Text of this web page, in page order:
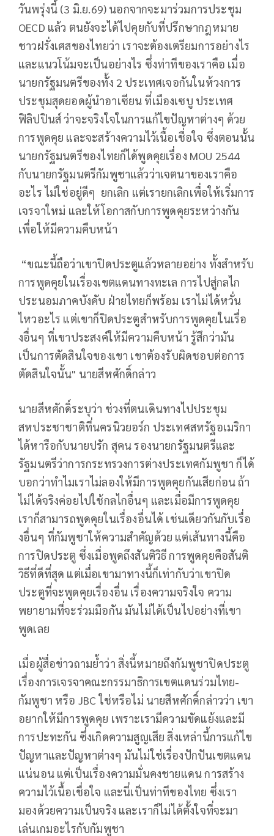
วันพรุ่งนี้ (3 มิ.ย.69) นอกจากจะมาร่วมการประชุม
OECD แล้ว ตนยังจะได้ไปคุยกับที่ปรึกษากฎหมาย
ชาวฝรั่งเศสของไทยว่า เราจะต้องเตรียมการอย่างไร
และแนวโน้มจะเป็นอย่างไร ซึ่งท่าทีของเราคือ เมื่อ
นายกรัฐมนตรีของทั้ง 2 ประเทศเจอกันในห้วงการ
ประชุมสุดยอดผู้นำอาเซียน ที่เมืองเซบู ประเทศ
ฟิลิปปินส์ ว่าจะจริงใจในการแก้ไขปัญหาต่างๆ ด้วย
การพูดคุย และจะสร้างความไว้เนื้อเชื่อใจ ซึ่งตอนนั้น
นายกรัฐมนตรีของไทยก็ได้พูดคุยเรื่อง MOU 2544
กับนายกรัฐมนตรีกัมพูชาแล้วว่าเจตนาของเราคือ
อะไร ไม่ใช่อยู่ดีๆ ยกเลิก แต่เรายกเลิกเพื่อให้เริ่มการ
เจรจาใหม่ และให้โอกาสกับการพูดคุยระหว่างกัน
เพื่อให้มีความคืบหน้า
“ขณะนี้ถือว่าเขาปิดประตูแล้วหลายอย่าง ทั้งสำหรับ
การพูดคุยในเรื่องเขตแดนทางทะเล การไปสู่กลไก
ประนอมภาคบังคับ ฝ่ายไทยก็พร้อม เราไม่ได้หวั่น
ไหวอะไร แต่เขาก็ปิดประตูสำหรับการพูดคุยในเรื่อ
งอื่นๆ ที่เขาประสงค์ให้มีความคืบหน้า รู้สึกว่ามัน
เป็นการตัดสินใจของเขา เขาต้องรับผิดชอบต่อการ
ตัดสินใจนั้น" นายสีหศักดิ์กล่าว
นายสีหศักดิ์ระบุว่า ช่วงที่ตนเดินทางไปประชุม
สหประชาชาติที่นครนิวยอร์ก ประเทศสหรัฐอเมริกา
ได้หารือกับนายปรัก สุคน รองนายกรัฐมนตรีและ
รัฐมนตรีว่าการกระทรวงการต่างประเทศกัมพูชา ก็ได้
บอกว่าทำไมเราไม่ลองให้มีการพูดคุยกันเสียก่อน ถ้า
ไม่ได้จริงค่อยไปใช้กลไกอื่นๆ และเมื่อมีการพูดคุย
เราก็สามารถพูดคุยในเรื่องอื่นได้ เช่นเดียวกันกับเรื่อ
งอื่นๆ ที่กัมพูชาให้ความสำคัญด้วย แต่เส้นทางนี้คือ
การปิดประตู ซึ่งเมื่อพูดถึงสันติวิธี การพูดคุยคือสันติ
วิธีที่ดีที่สุด แต่เมื่อเขามาทางนี้ก็เท่ากับว่าเขาปิด
ประตูที่จะพูดคุยเรื่องอื่น เรื่องความจริงใจ ความ
พยายามที่จะร่วมมือกัน มันไม่ได้เป็นไปอย่างที่เขา
พูดเลย
เมื่อผู้สื่อข่าวถามย้ำว่า สิ่งนี้หมายถึงกัมพูชาปิดประตู
เรื่องการเจรจาคณะกรรมาธิการเขตแดนร่วมไทย-
กัมพูชา หรือ JBC ใช่หรือไม่ นายสีหศักดิ์กล่าวว่า เขา
อยากให้มีการพูดคุย เพราะเรามีความขัดแย้งและมี
การปะทะกัน ซึ่งเกิดความสูญเสีย สิ่งเหล่านี้การแก้ไข
ปัญหาและปัญหาต่างๆ มันไม่ใช่เรื่องปักปันเขตแดน
แน่นอน แต่เป็นเรื่องความมั่นคงชายแดน การสร้าง
ความไว้เนื้อเชื่อใจ และนี่เป็นท่าทีของไทย ซึ่งเรา
มองด้วยความเป็นจริง และเราก็ไม่ได้ตั้งใจที่จะมา
เล่นเกมอะไรกับกัมพูชา